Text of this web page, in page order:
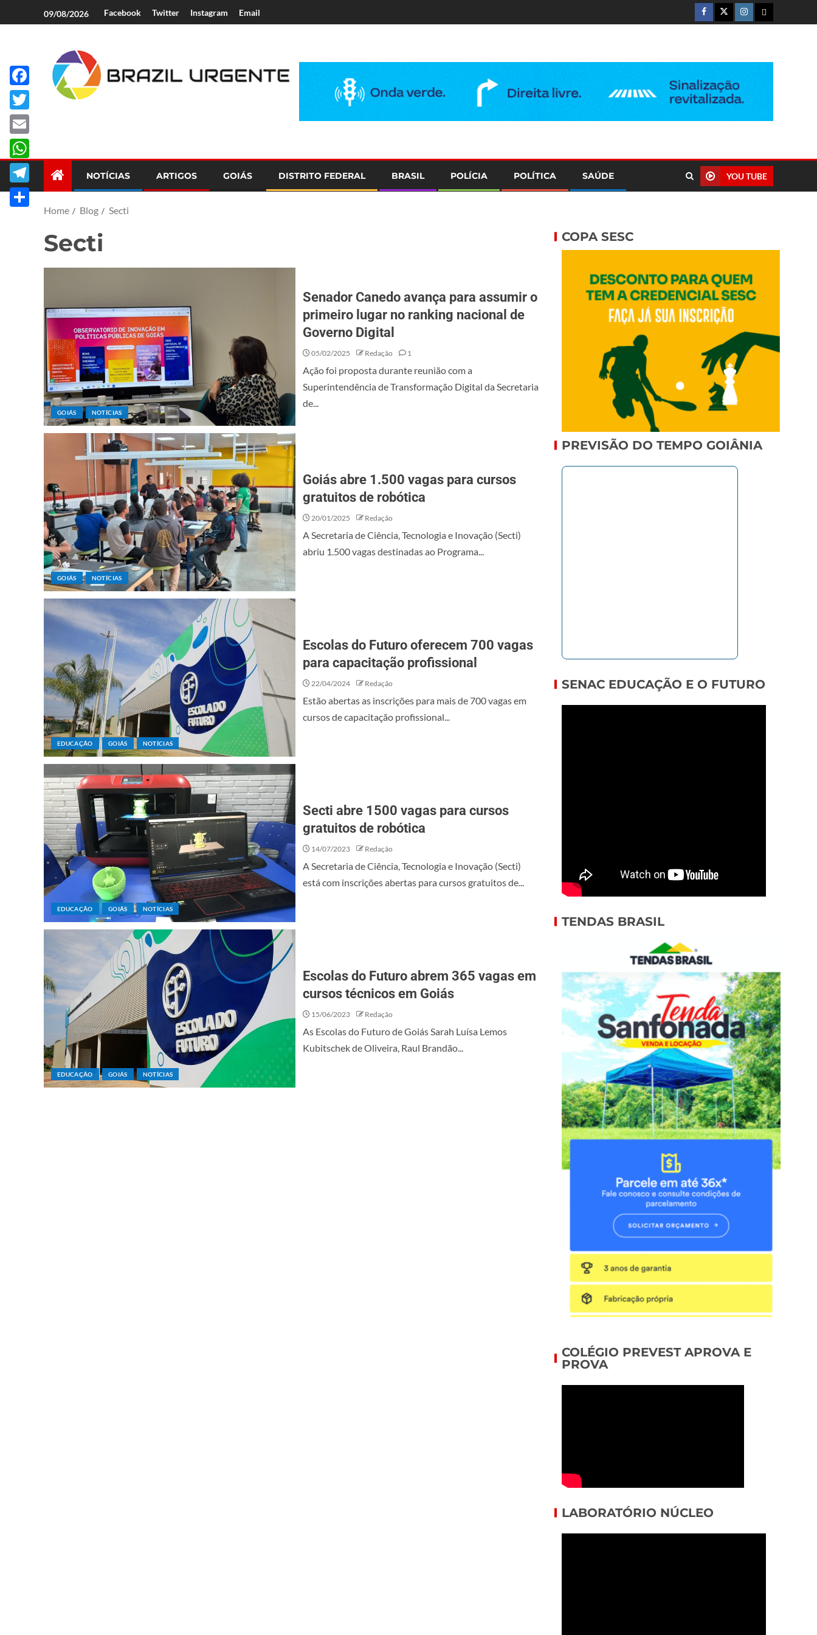
09/08/2026 Facebook Twitter Instagram Email
NOTÍCIAS ARTIGOS GOIÁS DISTRITO FEDERAL BRASIL POLÍCIA POLÍTICA SAÚDE YOU TUBE
Home Blog Secti
Secti
GOIÁS NOTÍCIAS
Senador Canedo avança para assumir o
primeiro lugar no ranking nacional de
Governo Digital
05/02/2025 Redação 1
Ação foi proposta durante reunião com a
Superintendência de Transformação Digital da Secretaria
de...
GOIÁS NOTÍCIAS
Goiás abre 1.500 vagas para cursos
gratuitos de robótica
20/01/2025 Redação
A Secretaria de Ciência, Tecnologia e Inovação (Secti)
abriu 1.500 vagas destinadas ao Programa...
EDUCAÇÃO GOIÁS NOTÍCIAS
Escolas do Futuro oferecem 700 vagas
para capacitação profissional
22/04/2024 Redação
Estão abertas as inscrições para mais de 700 vagas em
cursos de capacitação profissional...
EDUCAÇÃO GOIÁS NOTÍCIAS
Secti abre 1500 vagas para cursos
gratuitos de robótica
14/07/2023 Redação
A Secretaria de Ciência, Tecnologia e Inovação (Secti)
está com inscrições abertas para cursos gratuitos de...
EDUCAÇÃO GOIÁS NOTÍCIAS
Escolas do Futuro abrem 365 vagas em
cursos técnicos em Goiás
15/06/2023 Redação
As Escolas do Futuro de Goiás Sarah Luísa Lemos
Kubitschek de Oliveira, Raul Brandão...
Facebook
Twitter
Email
WhatsApp
Telegram
COPA SESC
PREVISÃO DO TEMPO GOIÂNIA
SENAC EDUCAÇÃO E O FUTURO
TENDAS BRASIL
COLÉGIO PREVEST APROVA E
PROVA
LABORATÓRIO NÚCLEO